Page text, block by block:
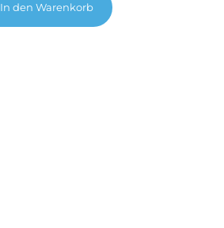
In den Warenkorb